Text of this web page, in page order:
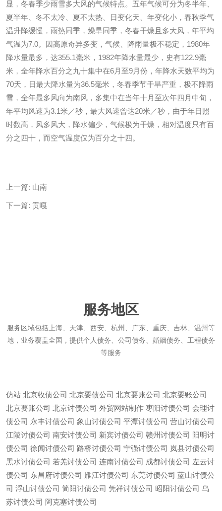
显，冬春季少雨雪多大风的气候特点。五年气候可分为冬半年、
夏半年、冬不太冷、夏不太热、日变化天、年变化小，春秋季气
温升降缓慢，雨热同季，燥旱同季，冬春干燥且多大风，年平均
气温为7.0。因高原奇异多变，气候、降雨量极不稳定，1980年
降水量最多，达355.1毫米，1982年降水量最少，史有122.9毫
米，全年降水百分之九十集中在6月至9月份，年降水天数平均为
70天，日最大降水量为36.5毫米，冬春季节干旱严重，极不降雨
雪，全年最多风向为南风，多集中在当年十月至次年四月中旬，
年平均风速为3.1米／秒，最大风速曾达20米／秒，由于年日照
时数高，风多风大，降水偏少，气候极为干燥，相对温度只有百
分之四十，而空气温度仅为百分之十四。
上一篇: 山南
下一篇: 贡嘎
服务地区
服务区域包括上海、天津、西安、杭州、广东、重庆、吉林、温州等
地，业务覆盖全国，提供个人债务、公司债务、婚姻债务、工程债务
等服务
仿站 北京收债公司 北京要债公司 北京要账公司 北京要账公司
北京要账公司 北京讨债公司 外贸网站制作 枣阳讨债公司 会理讨
债公司 永丰讨债公司 象山讨债公司 平潭讨债公司 营山讨债公司
江陵讨债公司 南安讨债公司 新宾讨债公司 赣州讨债公司 阳明讨
债公司 徐闻讨债公司 路桥讨债公司 宁强讨债公司 岚县讨债公司
黑水讨债公司 若羌讨债公司 连南讨债公司 成都讨债公司 左云讨
债公司 东昌府讨债公司 雁江讨债公司 东莞讨债公司 蓝山讨债公
司 浮山讨债公司 简阳讨债公司 凭祥讨债公司 昭阳讨债公司 乌
苏讨债公司 阿克塞讨债公司
微信13685747439